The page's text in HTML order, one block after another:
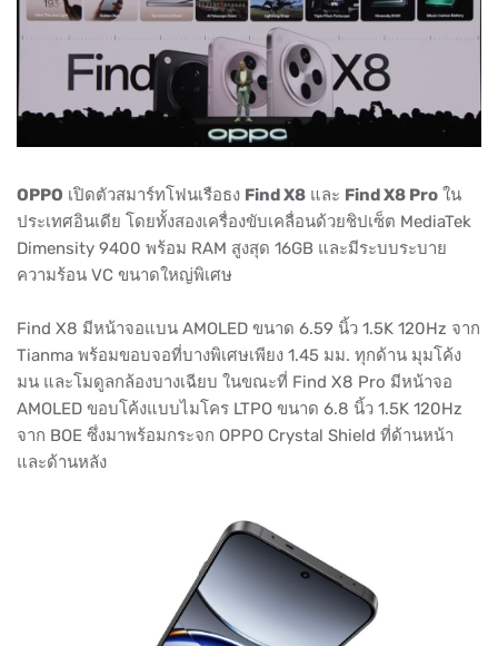
OPPO เปิดตัวสมาร์ทโฟนเรือธง Find X8 และ Find X8 Pro ใน
ประเทศอินเดีย โดยทั้งสองเครื่องขับเคลื่อนด้วยชิปเซ็ต MediaTek
Dimensity 9400 พร้อม RAM สูงสุด 16GB และมีระบบระบาย
ความร้อน VC ขนาดใหญ่พิเศษ
Find X8 มีหน้าจอแบน AMOLED ขนาด 6.59 นิ้ว 1.5K 120Hz จาก
Tianma พร้อมขอบจอที่บางพิเศษเพียง 1.45 มม. ทุกด้าน มุมโค้ง
มน และโมดูลกล้องบางเฉียบ ในขณะที่ Find X8 Pro มีหน้าจอ
AMOLED ขอบโค้งแบบไมโคร LTPO ขนาด 6.8 นิ้ว 1.5K 120Hz
จาก BOE ซึ่งมาพร้อมกระจก OPPO Crystal Shield ที่ด้านหน้า
และด้านหลัง